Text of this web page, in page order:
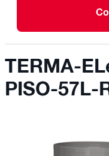
TERMA-
PISO-57L-